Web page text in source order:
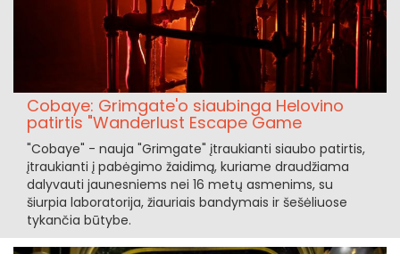
Cobaye: Grimgate'o siaubinga Helovino
patirtis "Wanderlust Escape Game
"Cobaye" - nauja "Grimgate" įtraukianti siaubo patirtis,
įtraukianti į pabėgimo žaidimą, kuriame draudžiama
dalyvauti jaunesniems nei 16 metų asmenims, su
šiurpia laboratorija, žiauriais bandymais ir šešėliuose
tykančia būtybe.